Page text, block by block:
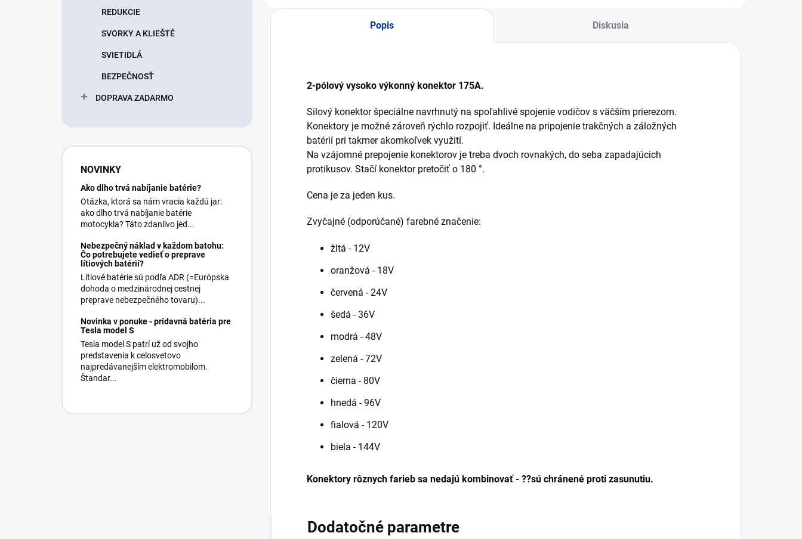
REDUKCIE
SVORKY A KLIEŠTĚ
SVIETIDLÁ
BEZPEČNOSŤ
DOPRAVA ZADARMO
NOVINKY
Ako dlho trvá nabíjanie batérie?
Otázka, ktorá sa nám vracia každú jar:
ako dlho trvá nabíjanie batérie
motocykla? Táto zdanlivo jed...
Nebezpečný náklad v každom batohu:
Čo potrebujete vedieť o preprave
lítiových batérií?
Lítiové batérie sú podľa ADR (=Európska
dohoda o medzinárodnej cestnej
preprave nebezpečného tovaru)...
Novinka v ponuke - prídavná batéria pre
Tesla model S
Tesla model S patrí už od svojho
predstavenia k celosvetovo
najpredávanejším elektromobilom.
Štandar...
Popis Diskusia
2-pólový vysoko výkonný konektor 175A.
Silový konektor špeciálne navrhnutý na spoľahlivé spojenie vodičov s väčším prierezom.
Konektory je možné zároveň rýchlo rozpojiť. Ideálne na pripojenie trakčných a záložných
batérií pri takmer akomkoľvek využití.
Na vzájomné prepojenie konektorov je treba dvoch rovnakých, do seba zapadajúcich
protikusov. Stačí konektor pretočiť o 180 °.
Cena je za jeden kus.
Zvyčajné (odporúčané) farebné značenie:
žltá - 12V
oranžová - 18V
červená - 24V
šedá - 36V
modrá - 48V
zelená - 72V
čierna - 80V
hnedá - 96V
fialová - 120V
biela - 144V
Konektory rôznych farieb sa nedajú kombinovať - ??sú chránené proti zasunutiu.
Dodatočné parametre